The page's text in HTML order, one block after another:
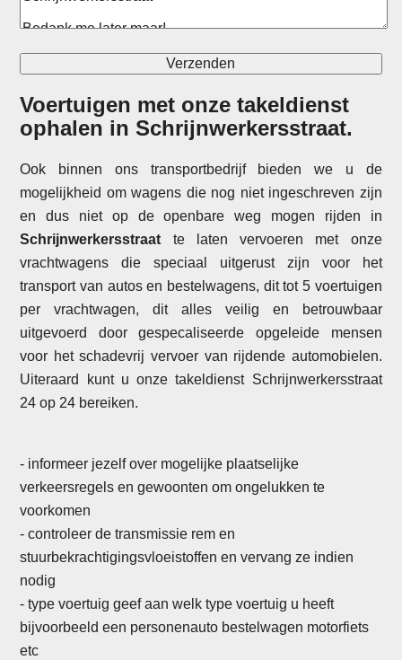
Voertuigen met onze takeldienst
ophalen inSchrijnwerkersstraat.
Ook binnen ons transportbedrijf bieden we u de
mogelijkheid om wagens die nog niet ingeschreven zijn
en dus niet op de openbare weg mogen rijden in
Schrijnwerkersstraat te laten vervoeren met onze
vrachtwagens die speciaal uitgerust zijn voor het
transport van autos en bestelwagens, dit tot 5 voertuigen
per vrachtwagen, dit alles veilig en betrouwbaar
uitgevoerd door gespecaliseerde opgeleide mensen
voor het schadevrij vervoer van rijdende automobielen.
Uiteraard kunt u onze takeldienst Schrijnwerkersstraat
24 op 24 bereiken.
- informeer jezelf over mogelijke plaatselijke
verkeersregels en gewoonten om ongelukken te
voorkomen
- controleer de transmissie rem en
stuurbekrachtigingsvloeistoffen en vervang ze indien
nodig
- type voertuig geef aan welk type voertuig u heeft
bijvoorbeeld een personenauto bestelwagen motorfiets
etc